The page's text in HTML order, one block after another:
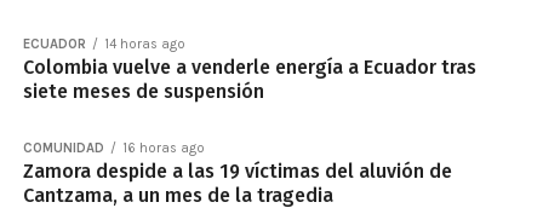
ECUADOR 14 horas ago
Colombia vuelve a venderle energía a Ecuador tras
siete meses de suspensión
COMUNIDAD 16 horas ago
Zamora despide a las 19 víctimas del aluvión de
Cantzama, a un mes de la tragedia